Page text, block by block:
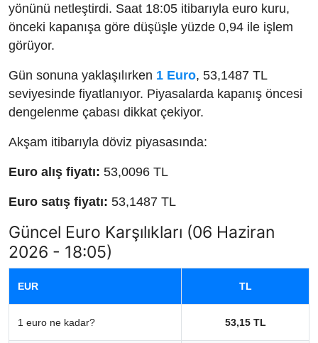
yönünü netleştirdi. Saat 18:05 itibarıyla euro kuru,
önceki kapanışa göre düşüşle yüzde 0,94 ile işlem
görüyor.
Gün sonuna yaklaşılırken 1 Euro, 53,1487 TL
seviyesinde fiyatlanıyor. Piyasalarda kapanış öncesi
dengelenme çabası dikkat çekiyor.
Akşam itibarıyla döviz piyasasında:
Euro alış fiyatı: 53,0096 TL
Euro satış fiyatı: 53,1487 TL
Güncel Euro Karşılıkları (06 Haziran
2026 - 18:05)
EUR TL
1 euro ne kadar? 53,15 TL